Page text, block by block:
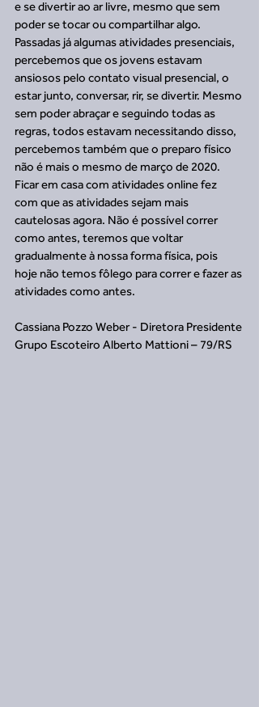
e se divertir ao ar livre, mesmo que sem
poder se tocar ou compartilhar algo.
Passadas já algumas atividades presenciais,
percebemos que os jovens estavam
ansiosos pelo contato visual presencial, o
estar junto, conversar, rir, se divertir. Mesmo
sem poder abraçar e seguindo todas as
regras, todos estavam necessitando disso,
percebemos também que o preparo físico
não é mais o mesmo de março de 2020.
Ficar em casa com atividades online fez
com que as atividades sejam mais
cautelosas agora. Não é possível correr
como antes, teremos que voltar
gradualmente à nossa forma física, pois
hoje não temos fôlego para correr e fazer as
atividades como antes.
Cassiana Pozzo Weber - Diretora Presidente
Grupo Escoteiro Alberto Mattioni – 79/RS